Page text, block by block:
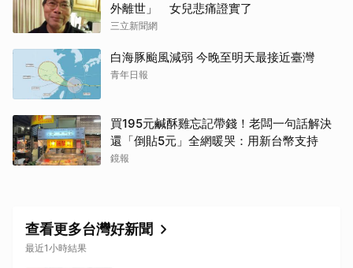
外離世」 女兒悲痛證實了
三立新聞網
白海豚颱風減弱 今晚至明天最接近臺灣
青年日報
買195元鹹酥雞忘記帶錢！老闆一句話解決
還「倒貼5元」全網暖哭：用新台幣支持
鏡報
查看更多台灣好新聞
最近1小時結果